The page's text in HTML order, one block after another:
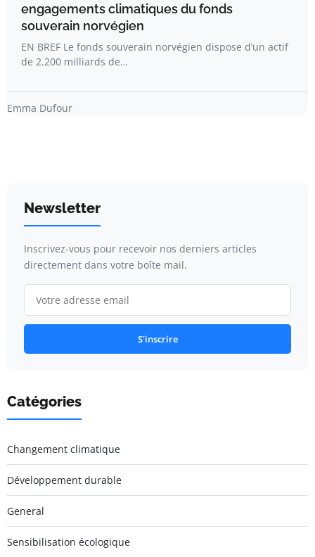
engagements climatiques du fonds
souverain norvégien
EN BREF Le fonds souverain norvégien dispose d’un actif
de 2.200 milliards de…
Emma Dufour
Newsletter
Inscrivez-vous pour recevoir nos derniers articles
directement dans votre boîte mail.
S'inscrire
Catégories
Changement climatique
Développement durable
General
Sensibilisation écologique